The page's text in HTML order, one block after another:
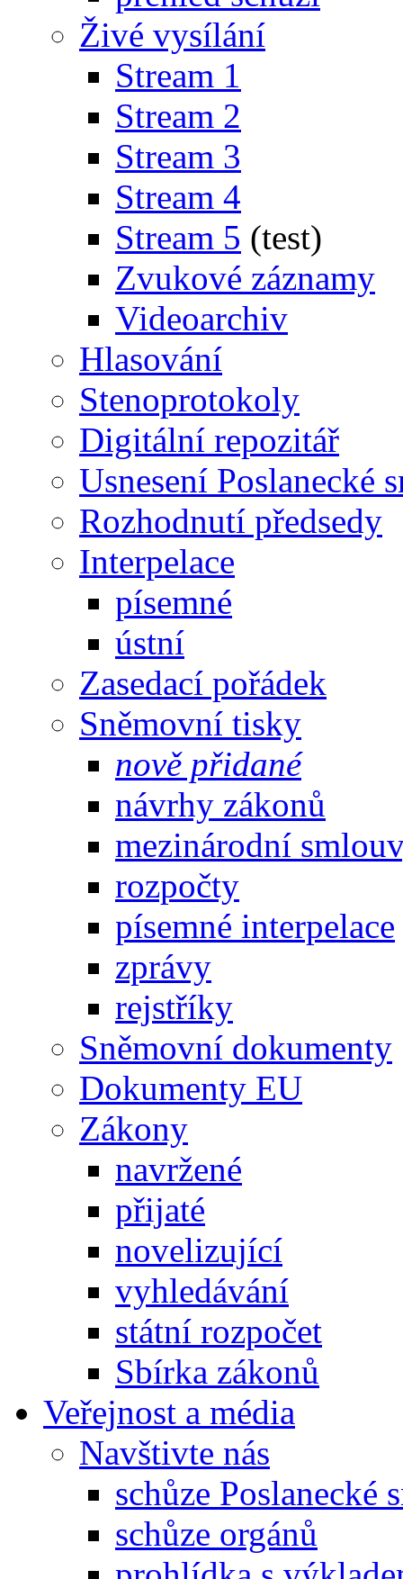
Živé vysílání
Stream 1
Stream 2
Stream 3
Stream 4
Stream 5 (test)
Zvukové záznamy
Videoarchiv
Hlasování
Stenoprotokoly
Digitální repozitář
Usnesení Poslanecké
Rozhodnutí předsedy
Interpelace
písemné
ústní
Zasedací pořádek
Sněmovní tisky
nově přidané
návrhy zákonů
mezinárodní
rozpočty
písemné interpelace
zprávy
rejstříky
Sněmovní dokumenty
Dokumenty EU
Zákony
navržené
přijaté
novelizující
vyhledávání
státní rozpočet
Sbírka zákonů
Veřejnost a média
Navštivte nás
schůze Poslanecké
schůze orgánů